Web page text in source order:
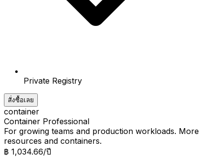
Private Registry
สั่งซื้อเลย
container
Container Professional
For growing teams and production workloads. More
resources and containers.
฿ 1,034.66/ปี